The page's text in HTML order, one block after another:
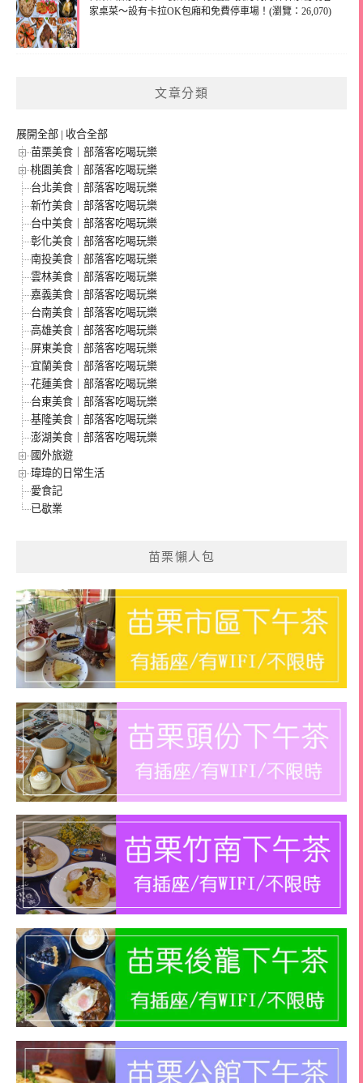
家桌菜～設有卡拉OK包廂和免費停車場！(瀏覽：26,070)
文章分類
展開全部 | 收合全部
苗栗美食｜部落客吃喝玩樂
桃園美食｜部落客吃喝玩樂
台北美食｜部落客吃喝玩樂
新竹美食｜部落客吃喝玩樂
台中美食｜部落客吃喝玩樂
彰化美食｜部落客吃喝玩樂
南投美食｜部落客吃喝玩樂
雲林美食｜部落客吃喝玩樂
嘉義美食｜部落客吃喝玩樂
台南美食｜部落客吃喝玩樂
高雄美食｜部落客吃喝玩樂
屏東美食｜部落客吃喝玩樂
宜蘭美食｜部落客吃喝玩樂
花蓮美食｜部落客吃喝玩樂
台東美食｜部落客吃喝玩樂
基隆美食｜部落客吃喝玩樂
澎湖美食｜部落客吃喝玩樂
國外旅遊
瑋瑋的日常生活
愛食記
已歇業
苗栗懶人包